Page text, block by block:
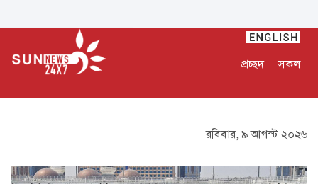
প্রচ্ছদ সকল
রবিবার, ৯ আগস্ট ২০২৬